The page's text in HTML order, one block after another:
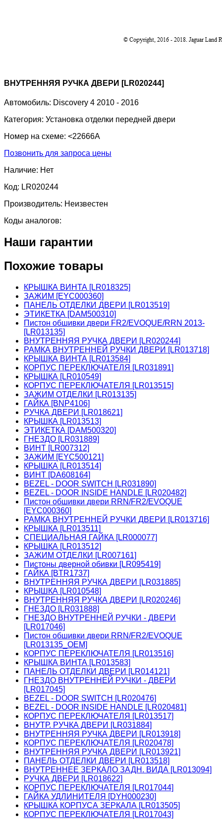
ВНУТРЕННЯЯ РУЧКА ДВЕРИ [LR020244]
Автомобиль: Discovery 4 2010 - 2016
Категория: Установка отделки передней двери
Номер на схеме: <22666A
Позвонить для запроса цены
Наличие: Нет
Код: LR020244
Производитель: Неизвестен
Коды аналогов:
Наши гарантии
Похожие товары
КРЫШКА ВИНТА [LR018325]
ЗАЖИМ [EYC000360]
ПАНЕЛЬ ОТДЕЛКИ ДВЕРИ [LR013519]
ЭТИКЕТКА [DAM500310]
Пистон обшивки двери FR2/EVOQUE/RRN 2013-
[LR013135]
ВНУТРЕННЯЯ РУЧКА ДВЕРИ [LR020244]
РАМКА ВНУТРЕННЕЙ РУЧКИ ДВЕРИ [LR013718]
КРЫШКА ВИНТА [LR013584]
КОРПУС ПЕРЕКЛЮЧАТЕЛЯ [LR031891]
КРЫШКА [LR010549]
КОРПУС ПЕРЕКЛЮЧАТЕЛЯ [LR013515]
ЗАЖИМ ОТДЕЛКИ [LR013135]
ГАЙКА [BNP4106]
РУЧКА ДВЕРИ [LR018621]
КРЫШКА [LR013513]
ЭТИКЕТКА [DAM500320]
ГНЕЗДО [LR031889]
ВИНТ [LR007312]
ЗАЖИМ [EYC500121]
КРЫШКА [LR013514]
ВИНТ [DA608164]
BEZEL - DOOR SWITCH [LR031890]
BEZEL - DOOR INSIDE HANDLE [LR020482]
Пистон обшивки двери RRN/FR2/EVOQUE
[EYC000360]
РАМКА ВНУТРЕННЕЙ РУЧКИ ДВЕРИ [LR013716]
КРЫШКА [LR013511]
СПЕЦИАЛЬНАЯ ГАЙКА [LR000077]
КРЫШКА [LR013512]
ЗАЖИМ ОТДЕЛКИ [LR007161]
Пистоны дверной обивки [LR095419]
ГАЙКА [BTR1737]
ВНУТРЕННЯЯ РУЧКА ДВЕРИ [LR031885]
КРЫШКА [LR010548]
ВНУТРЕННЯЯ РУЧКА ДВЕРИ [LR020246]
ГНЕЗДО [LR031888]
ГНЕЗДО ВНУТРЕННЕЙ РУЧКИ - ДВЕРИ
[LR017046]
Пистон обшивки двери RRN/FR2/EVOQUE
[LR013135_OEM]
КОРПУС ПЕРЕКЛЮЧАТЕЛЯ [LR013516]
КРЫШКА ВИНТА [LR013583]
ПАНЕЛЬ ОТДЕЛКИ ДВЕРИ [LR014121]
ГНЕЗДО ВНУТРЕННЕЙ РУЧКИ - ДВЕРИ
[LR017045]
BEZEL - DOOR SWITCH [LR020476]
BEZEL - DOOR INSIDE HANDLE [LR020481]
КОРПУС ПЕРЕКЛЮЧАТЕЛЯ [LR013517]
ВНУТР. РУЧКА ДВЕРИ [LR031884]
ВНУТРЕННЯЯ РУЧКА ДВЕРИ [LR013918]
КОРПУС ПЕРЕКЛЮЧАТЕЛЯ [LR020478]
ВНУТРЕННЯЯ РУЧКА ДВЕРИ [LR013921]
ПАНЕЛЬ ОТДЕЛКИ ДВЕРИ [LR013518]
ВНУТРЕННЕЕ ЗЕРКАЛО ЗАДН. ВИДА [LR013094]
РУЧКА ДВЕРИ [LR018622]
КОРПУС ПЕРЕКЛЮЧАТЕЛЯ [LR017044]
ГАЙКА УДЛИНИТЕЛЯ [DYH000230]
КРЫШКА КОРПУСА ЗЕРКАЛА [LR013505]
КОРПУС ПЕРЕКЛЮЧАТЕЛЯ [LR017043]